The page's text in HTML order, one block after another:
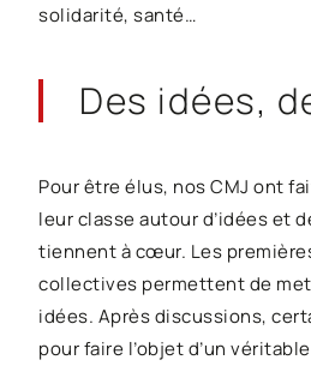
solidarité, santé…
Des idées,
Pour être élus, nos CMJ ont
leur classe autour d’idées et
tiennent à cœur. Les
collectives permettent de
idées. Après discussions,
pour faire l’objet d’un